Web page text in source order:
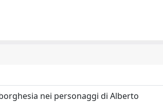
nei personaggi di Alberto